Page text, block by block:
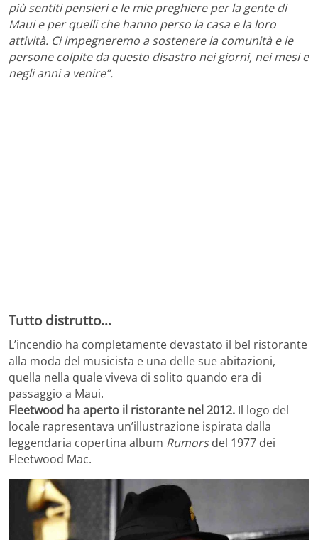
più sentiti pensieri e le mie preghiere per la gente di
Maui e per quelli che hanno perso la casa e la loro
attività. Ci impegneremo a sostenere la comunità e le
persone colpite da questo disastro nei giorni, nei mesi e
negli anni a venire”.
Tutto distrutto…
L’incendio ha completamente devastato il bel ristorante
alla moda del musicista e una delle sue abitazioni,
quella nella quale viveva di solito quando era di
passaggio a Maui.
Fleetwood ha aperto il ristorante nel 2012. Il logo del
locale rapresentava un’illustrazione ispirata dalla
leggendaria copertina album Rumorsdel 1977 dei
Fleetwood Mac.